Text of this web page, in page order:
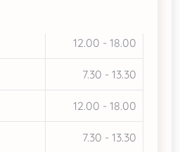
12.00 - 18.00
7.30 - 13.30
12.00 - 18.00
7.30 - 13.30